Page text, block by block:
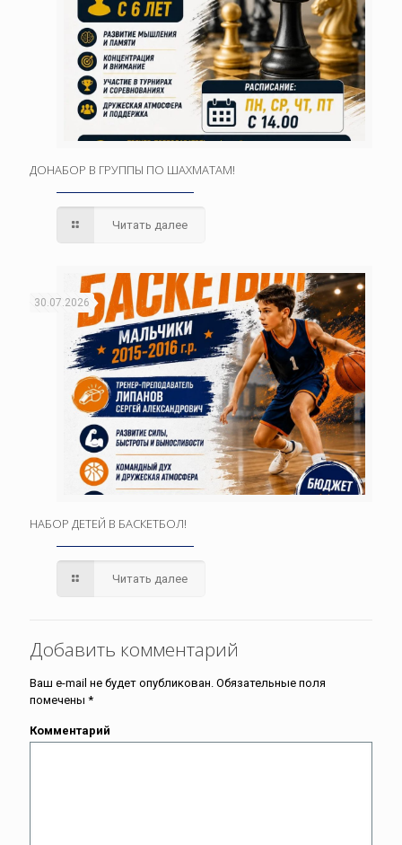
ДОНАБОР В ГРУППЫ ПО ШАХМАТАМ!
Читать далее
30.07.2026
НАБОР ДЕТЕЙ В БАСКЕТБОЛ!
Читать далее
Добавить комментарий
Ваш e-mail не будет опубликован. Обязательные поля
помечены *
Комментарий